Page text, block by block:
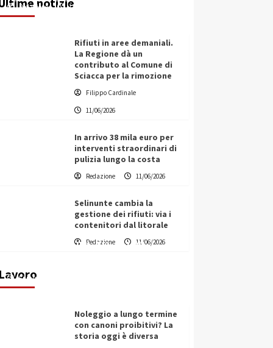
Redazione 11/06/2026
Rifiuti in aree demaniali.
La Regione dà un
contributo al Comune di
Sciacca per la rimozione
Filippo Cardinale
11/06/2026
In arrivo 38 mila euro per
interventi straordinari di
pulizia lungo la costa
Redazione 11/06/2026
Selinunte cambia la
gestione dei rifiuti: via i
contenitori dal litorale
Redazione 11/06/2026
Lavoro
Vino in Italia: il giro d’affari
contribuisce all’1,1% del PIL
Filippo Cardinale
Noleggio a lungo termine
con canoni proibitivi? La
storia oggi è diversa